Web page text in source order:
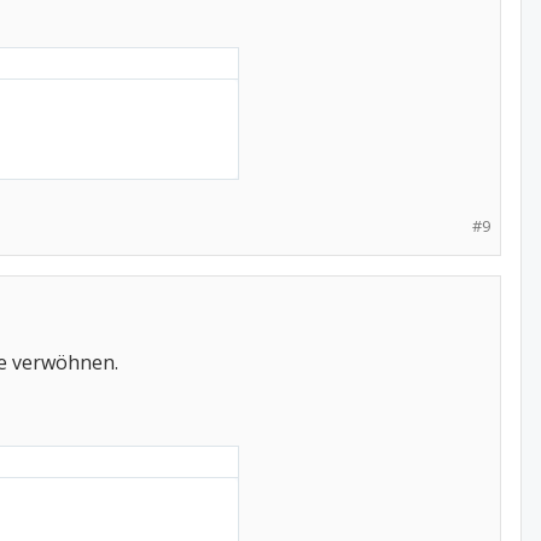
#9
verwöhnen.